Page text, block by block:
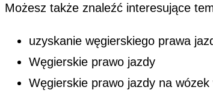
Możesz także znaleźć interesujące
uzyskanie węgierskiego prawa
Węgierskie prawo jazdy
Węgierskie prawo jazdy na wózek